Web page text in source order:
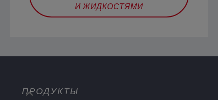
И ЖИДКОСТЯМИ
ПРОДУКТЫ